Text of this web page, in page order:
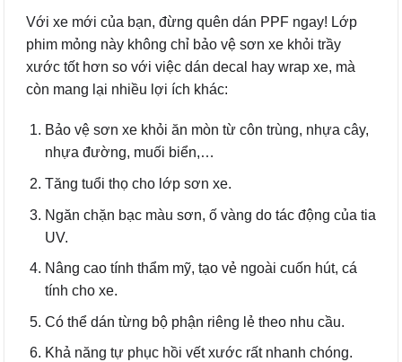
Với xe mới của bạn, đừng quên dán PPF ngay! Lớp
phim mỏng này không chỉ bảo vệ sơn xe khỏi trầy
xước tốt hơn so với việc dán decal hay wrap xe, mà
còn mang lại nhiều lợi ích khác:
Bảo vệ sơn xe khỏi ăn mòn từ côn trùng, nhựa cây,
nhựa đường, muối biển,…
Tăng tuổi thọ cho lớp sơn xe.
Ngăn chặn bạc màu sơn, ố vàng do tác động của tia
UV.
Nâng cao tính thẩm mỹ, tạo vẻ ngoài cuốn hút, cá
tính cho xe.
Có thể dán từng bộ phận riêng lẻ theo nhu cầu.
Khả năng tự phục hồi vết xước rất nhanh chóng.